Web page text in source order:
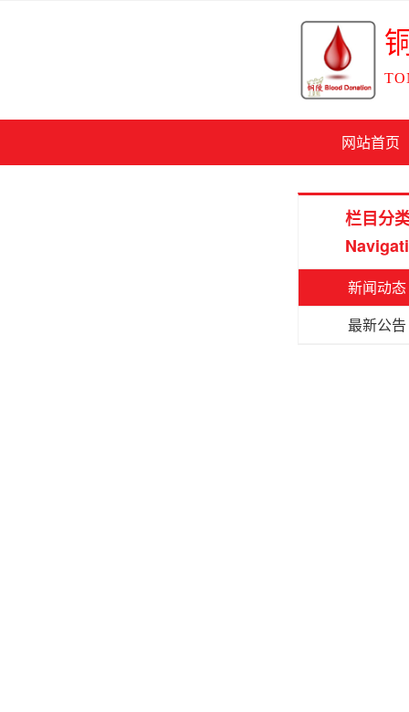
网站首页
栏目分
新闻动态
最新公告